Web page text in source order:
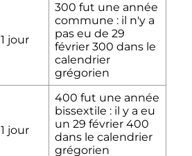
1 jour
300 fut une année
commune : il n'y a
pas eu de 29
février 300 dans le
calendrier
grégorien
1 jour
400 fut une année
bissextile : il y a eu
un 29 février 400
dans le calendrier
grégorien